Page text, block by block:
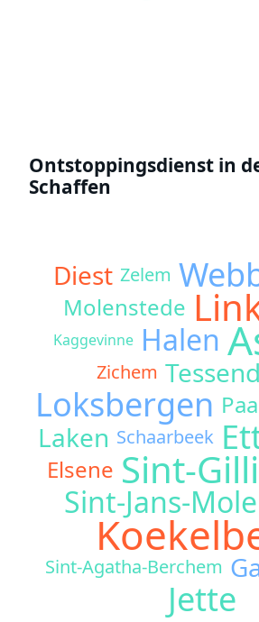
Ontstoppingsdienst in
Schaffen
Diest Zelem
Molenstede
Kaggevinne Halen
Zichem
Loksbergen
Laken Schaarbeek
Elsene Sint-
Sint-Jans-
Sint-Agatha-Berchem
Jette